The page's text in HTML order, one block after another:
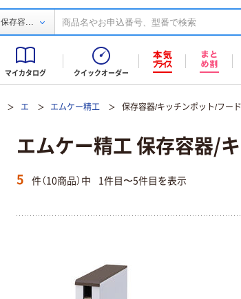
保存容...
マイカタログ クイックオーダー
エ エムケー精工 保存容器/キッチンポット/フー
エムケー精工 保存容器/
5 件（10商品）中 1件目〜5件目を表示